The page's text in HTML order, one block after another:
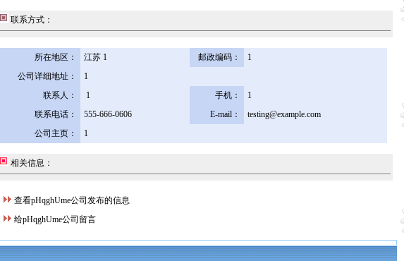
联系方式：
所在地区： 江苏 1 邮政编码：
1
公司详细地址：
1
联系人：
1 手机：
1
联系电话：
555-666-0606 E-mail：
testing@example.com
公司主页：
1
相关信息：
查看pHqghUme公司发布的信息
给pHqghUme公司留言